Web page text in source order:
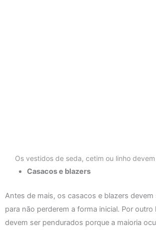
Os vestidos de seda, cetim ou linho
Casacos e blazers
Antes de mais, os casacos e blazers
para não perderem a forma inicial. Por outro
devem ser pendurados porque a maioria